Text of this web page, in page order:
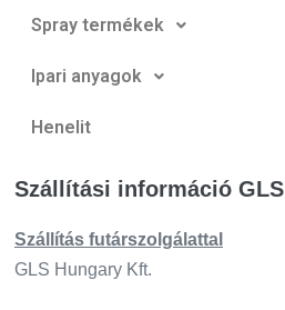
Spray termékek
Ipari anyagok
Henelit
Szállítási információ GLS
Szállítás futárszo lgálattal
GLS Hungary Kft.